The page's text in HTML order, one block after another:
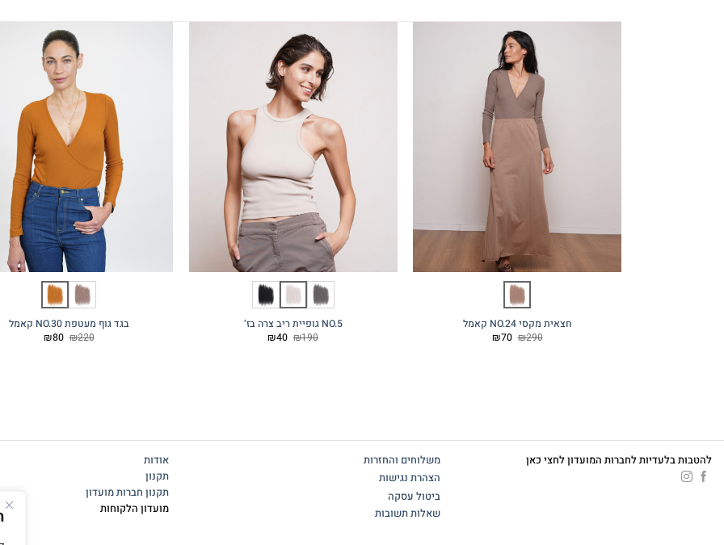
חצאית מקסי NO.24 קאמל
₪290 המחיר
₪70 המחיר
NO.5 גופיית ריב צרה בז’
₪190 המחיר
₪40 המחיר
בגד גוף מעטפת NO.30 קאמל
₪220 המחיר
המקורי
₪80 המחיר
להטבות בלעדיות לחברות המועדון לחצי כאן
משלוחים והחזרות
הצהרת נגישות
ביטול עסקה
שאלות תשובות
אודות
תקנון
תקנון חברות מועדון
מועדון הלקוחות